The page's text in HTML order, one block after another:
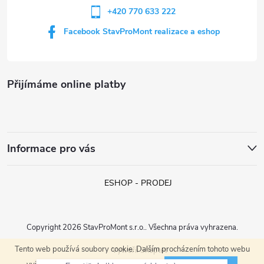
Tento web používá soubory cookie. Dalším procházením tohoto webu
Přijímáme online platby
Informace pro vás
+420 770 633 222
Facebook StavProMont realizace a eshop
ESHOP - PRODEJ
Vytvořil Shoptet
Copyright 2026 StavProMont s.r.o.. Všechna práva vyhrazena.
František (Hroznová Lhota)